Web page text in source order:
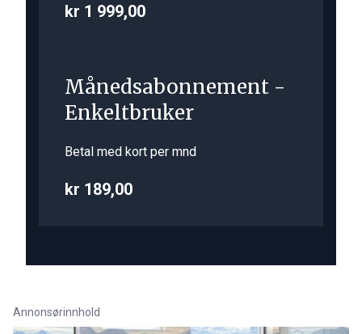
kr 1 999,00
Månedsabonnement -
Enkeltbruker
Betal med kort per mnd
kr 189,00
Annonsørinnhold